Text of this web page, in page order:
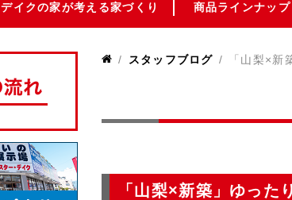
デイクの家が考える家づくり 商品ラインナップ
スタッフブログ
「山梨×新築」ゆっ